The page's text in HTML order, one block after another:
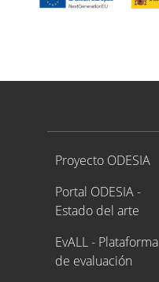
Proyecto ODESIA
Proyecto ODESIA
Portal ODESIA -
Estado del arte
EvALL - Plataforma
de evaluación